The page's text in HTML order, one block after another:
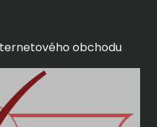
obchodu